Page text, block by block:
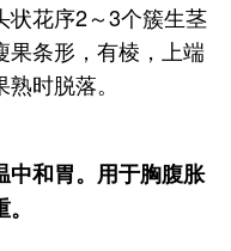
状花序2～3个簇生茎
果条形，有棱，上端
时脱落。
中和胃。用于胸腹胀